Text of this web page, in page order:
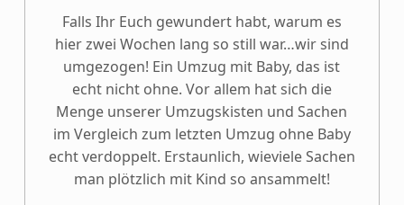
Falls Ihr Euch gewundert habt, warum es
hier zwei Wochen lang so still war…wir sind
umgezogen! Ein Umzug mit Baby, das ist
echt nicht ohne. Vor allem hat sich die
Menge unserer Umzugskisten und Sachen
im Vergleich zum letzten Umzug ohne Baby
echt verdoppelt. Erstaunlich, wieviele Sachen
man plötzlich mit Kind so ansammelt!